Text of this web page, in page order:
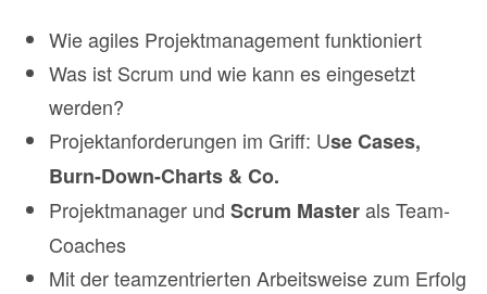
Wie agiles Projektmanagement funktioniert
Was ist Scrum und wie kann es eingesetzt
werden?
Projektanforderungen im Griff: Use Cases,
Burn-Down-Charts & Co.
Projektmanager und Scrum Masterals Team-
Coaches
Mit der teamzentrierten Arbeitsweise zum Erfolg